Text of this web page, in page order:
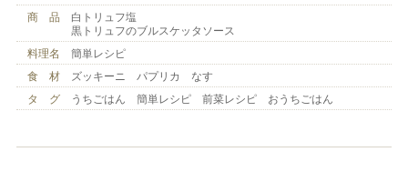
商 品
白トリュフ塩
黒トリュフのブルスケッタソース
料理名
簡単レシピ
食 材
ズッキーニ パプリカ なす
タ グ
うちごはん 簡単レシピ 前菜レシピ おうちごはん